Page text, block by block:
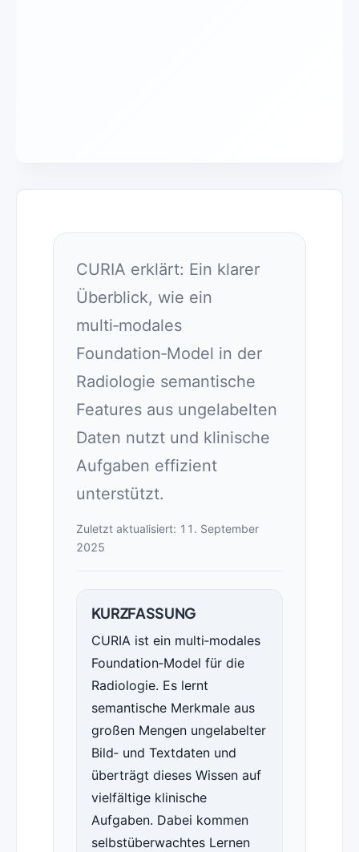
CURIA erklärt: Ein klarer
Überblick, wie ein
multi‑modales
Foundation‑Model in der
Radiologie semantische
Features aus ungelabelten
Daten nutzt und klinische
Aufgaben effizient
unterstützt.
Zuletzt aktualisiert: 11. September
2025
KURZFASSUNG
CURIA ist ein multi‑modales
Foundation‑Model für die
Radiologie. Es lernt
semantische Merkmale aus
großen Mengen ungelabelter
Bild‑ und Textdaten und
überträgt dieses Wissen auf
vielfältige klinische
Aufgaben. Dabei kommen
selbstüberwachtes Lernen